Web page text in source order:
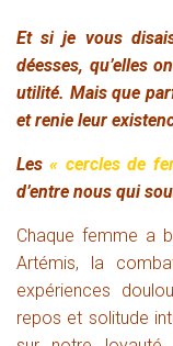
Et si je vous
déesses, qu’elles
utilité. Mais que
et renie leur
Les« cercles de
d’entre nous qui s
Chaque femme a
Artémis, la
expériences
repos et solitude